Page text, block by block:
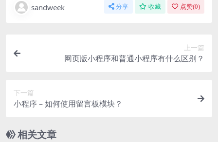
sandweek 分享 收藏 点赞(0)
上一篇
网页版小程序和普通小程序有什么区别？
下一篇
小程序 – 如何使用留言板模块？
相关文章